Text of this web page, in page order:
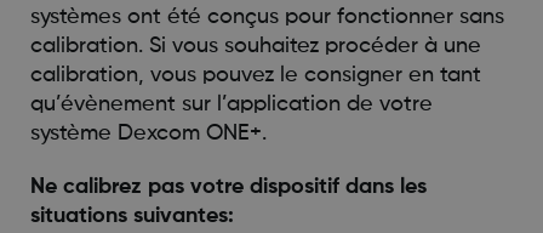
systèmes ont été conçus pour fonctionner sans
calibration. Si vous souhaitez procéder à une
calibration, vous pouvez le consigner en tant
qu’évènement sur l’application de votre
système Dexcom ONE+.
Ne calibrez pas votre dispositif dans les
situations suivantes: